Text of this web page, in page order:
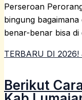
Perseroan
bingung
benar-benar bisa
TERBARU DI
Berikut